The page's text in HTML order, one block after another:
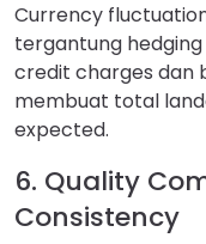
Currency
tergantung
credit charges dan
membuat total
expected.
6. Quality
Consistency